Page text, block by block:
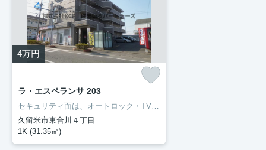
4万円
ラ・エスペランサ 203
セキュリティ面は、オートロック・TVインターホンなど充実しているので、防犯対策もばっちりです。収納はシューズボックス・クロゼットなど豊富なので、衣類や履き物の整理がしやすく便利です。外装もおしゃれで快適な生活をおくることができるマンションです。丁寧かつ迅速に対応する事がモットーの当社なら、きっと満足していただけるお部屋探しが可能です。久留米市や久大本線久留米大学前付近のことならお任せ下さい。
久留米市東合川４丁目
1K (31.35㎡)